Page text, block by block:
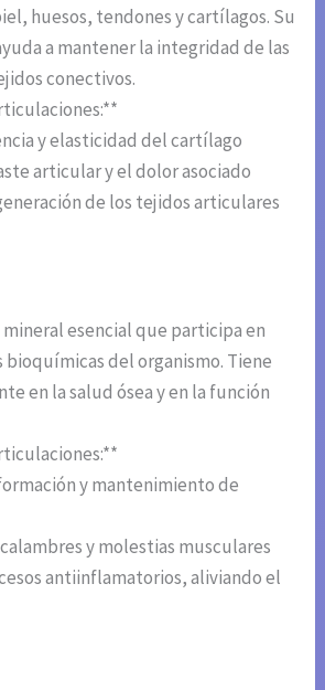
huesos, tendones y cartílagos. Su
a mantener la integridad de las
conectivos.
y elasticidad del cartílago
articular y el dolor asociado
de los tejidos articulares
mineral esencial que participa en
bioquímicas del organismo. Tiene
en la salud ósea y en la función
y mantenimiento de
y molestias musculares
antiinflamatorios, aliviando el